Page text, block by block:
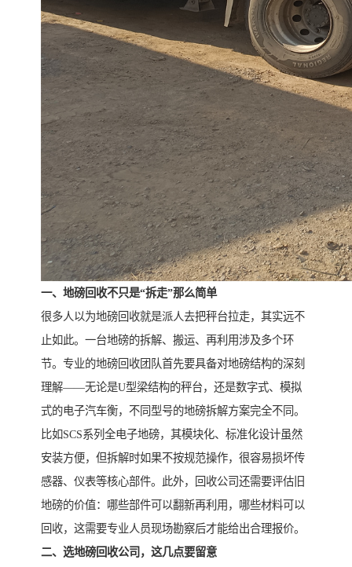
一、地磅回收不只是“拆走”那么简单
很多人以为地磅回收就是派人去把秤台拉走，其实远不
止如此。一台地磅的拆解、搬运、再利用涉及多个环
节。专业的地磅回收团队首先要具备对地磅结构的深刻
理解——无论是U型梁结构的秤台，还是数字式、模拟
式的电子汽车衡，不同型号的地磅拆解方案完全不同。
比如SCS系列全电子地磅，其模块化、标准化设计虽然
安装方便，但拆解时如果不按规范操作，很容易损坏传
感器、仪表等核心部件。此外，回收公司还需要评估旧
地磅的价值：哪些部件可以翻新再利用，哪些材料可以
回收，这需要专业人员现场勘察后才能给出合理报价。
二、选地磅回收公司，这几点要留意